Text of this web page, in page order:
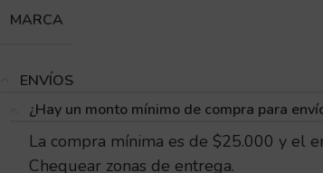
MARCA
ENVÍOS
¿Hay un monto mínimo de compra para
La compra mínima es de $25.000 y el
Chequear zonas de entrega.